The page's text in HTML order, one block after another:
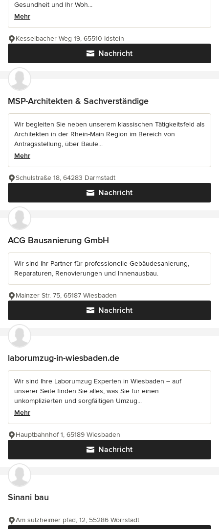
Gesundheit und Ihr Woh...
Mehr
Nachricht
Kesselbacher Weg 19, 65510 Idstein
MSP-Architekten & Sachverständige
Wir begleiten Sie neben unserem klassischen Tätigkeitsfeld als
Architekten in der Rhein-Main Region im Bereich von
Antragsstellung, über Baule...
Mehr
Nachricht
Schulstraße 18, 64283 Darmstadt
ACG Bausanierung GmbH
Wir sind Ihr Partner für professionelle Gebäudesanierung,
Reparaturen, Renovierungen und Innenausbau.
Nachricht
Mainzer Str. 75, 65187 Wiesbaden
laborumzug-in-wiesbaden.de
Wir sind Ihre Laborumzug Experten in Wiesbaden – auf
unserer Seite finden Sie alles, was Sie für einen
unkomplizierten und sorgfältigen Umzug...
Mehr
Nachricht
Hauptbahnhof 1, 65189 Wiesbaden
Sinani bau
Am sulzheimer pfad, 12, 55286 Wörrstadt